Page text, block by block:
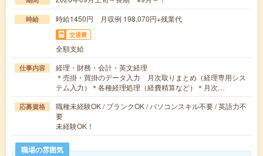
時給 時給1450円 月収例 198,070円+残業代
交通費
全額支給
仕事内容
経理・財務・会計・英文経理
＊売掛・買掛のデータ入力 月次取りまとめ（経理専用シス
テム入力）＊各種経理処理（経費精算など）＊月次…
応募資格
職種未経験OK / ブランクOK / パソコンスキル不要 / 英語力不
要
未経験OK！
職場の雰囲気